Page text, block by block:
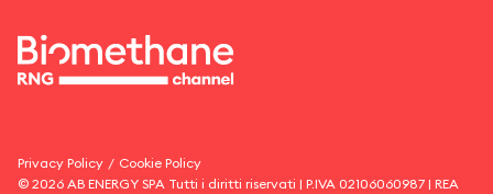
Privacy Policy / Cookie Policy
© 2026 AB ENERGY SPA Tutti i diritti riservati | P.IVA 02106060987 | REA